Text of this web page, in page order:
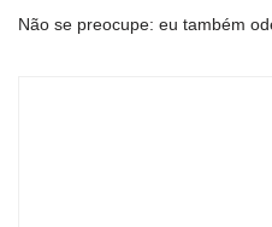
Não se preocupe: eu também